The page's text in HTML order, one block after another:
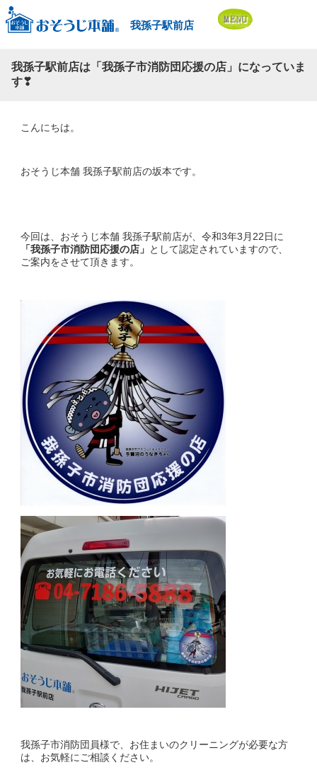
我孫子駅前店
我孫子駅前店は「我孫子市消防団応援の店」になっていま
す❣
こんにちは。
おそうじ本舗 我孫子駅前店の坂本です。
今回は、おそうじ本舗 我孫子駅前店が、令和3年3月22日に
「我孫子市消防団応援の店」 として認定されていますので、
ご案内をさせて頂きます。
我孫子市消防団員様で、お住まいのクリーニングが必要な方
は、お気軽にご相談ください。